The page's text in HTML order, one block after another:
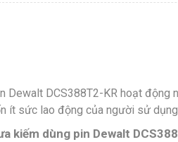
Dewalt DCS388T2-KR hoạt
ít sức lao động của người sử
kiếm dùng pin Dewalt